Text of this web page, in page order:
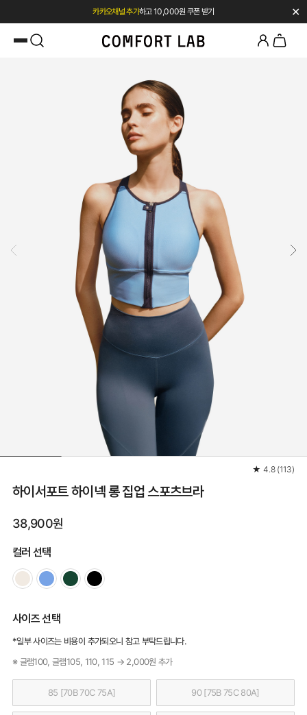
첫 구매 시 베스트셀러 50% 즉시 할인 ✕
★ 4.8 (113)
하이서포트 하이넥 롱 집업 스포츠브라
38,900원
컬러 선택
사이즈 선택
*일부 사이즈는 비용이 추가되오니 참고 부탁드립니다.
※ 글램100, 글램105, 110, 115 → 2,000원 추가
85 [70B 70C 75A] 90 [75B 75C 80A]